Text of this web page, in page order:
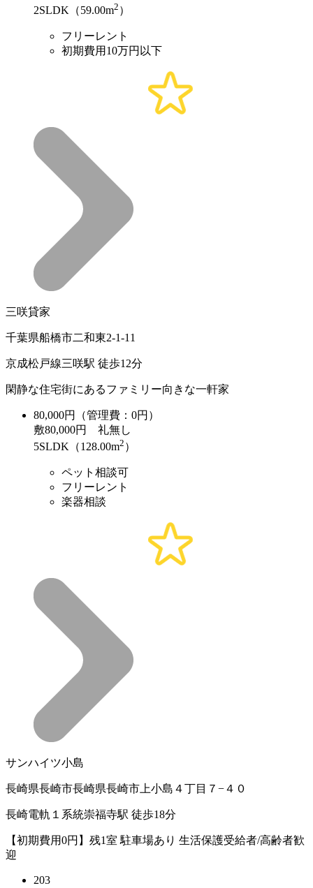
2SLDK（59.00m2 ）
フリーレント
初期費用10万円以下
三咲貸家
千葉県船橋市二和東2-1-11
京成松戸線三咲駅 徒歩12分
閑静な住宅街にあるファミリー向きな一軒家
80,000円（管理費：0円）
敷80,000円 礼無し
5SLDK（128.00m2 ）
ペット相談可
フリーレント
楽器相談
サンハイツ小島
長崎県長崎市長崎県長崎市上小島４丁目７−４０
長崎電軌１系統崇福寺駅 徒歩18分
【初期費用0円】残1室 駐車場あり 生活保護受給者/高齢者歓
迎
203